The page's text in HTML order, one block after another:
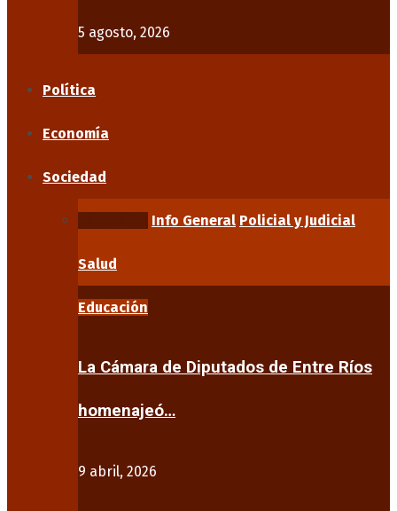
5 agosto, 2026
Política
Economía
Sociedad
Info General Policial y Judicial
Salud
Educación
La Cámara de Diputados de Entre Ríos
homenajeó…
9 abril, 2026